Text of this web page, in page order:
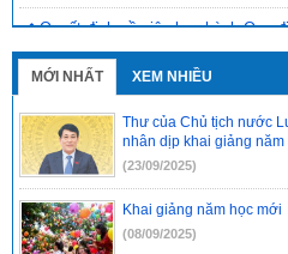
Quyết định về việc ban hành Quy
công sở của cơ quan Sở Giáo dục
(10/07/2026)
MỚI NHẤT XEM NHIỀU
Thư của Chủ tịch nước
nhân dịp khai giảng
(23/09/2025)
Khai giảng năm học mới
(08/09/2025)